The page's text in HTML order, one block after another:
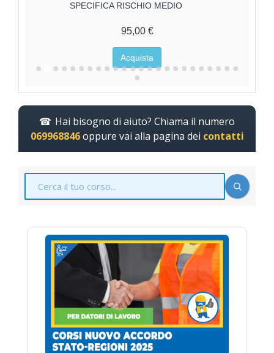
SPECIFICA RISCHIO MEDIO
95,00 €
Acquista
Hai bisogno di aiuto? Chiama il numero
069968846oppure vai alla pagina dei contatti